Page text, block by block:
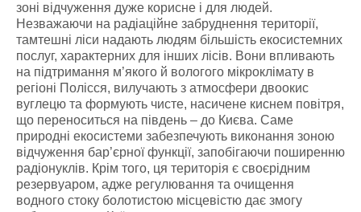
зоні відчуження дуже корисне і для людей.
Незважаючи на радіаційне забруднення території,
тамтешні ліси надають людям більшість екосистемних
послуг, характерних для інших лісів. Вони впливають
на підтримання м’якого й вологого мікроклімату в
регіоні Полісся, вилучають з атмосфери двоокис
вуглецю та формують чисте, насичене киснем повітря,
що переноситься на південь – до Києва. Саме
природні екосистеми забезпечують виконання зоною
відчуження бар’єрної функції, запобігаючи поширенню
радіонуклів. Крім того, ця територія є своєрідним
резервуаром, адже регулювання та очищення
водного стоку болотистою місцевістю дає змогу